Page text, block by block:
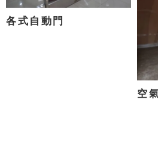
各式自動門
空